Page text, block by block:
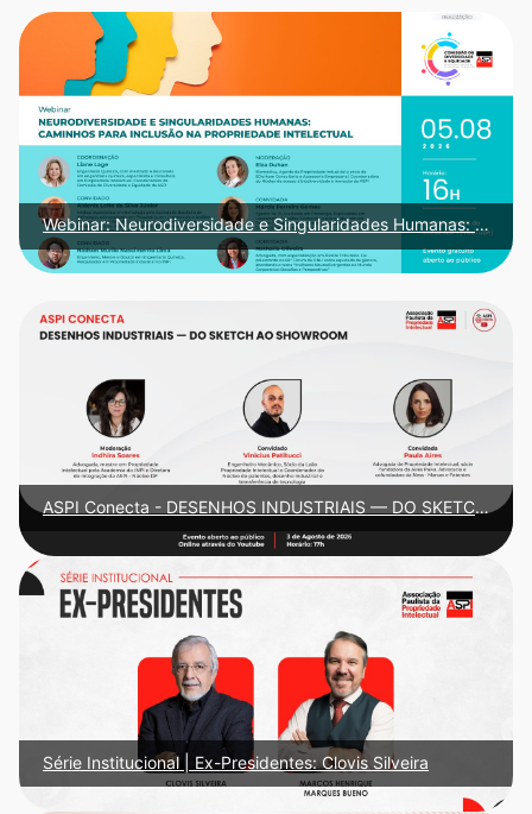
Webinar: Neurodiversidade e Singularidades Humanas: Caminhos para Inclusão na PI
ASPI Conecta - DESENHOS INDUSTRIAIS — DO SKETCH AO SHOWROOM
Série Institucional | Ex-Presidentes: Clovis Silveira